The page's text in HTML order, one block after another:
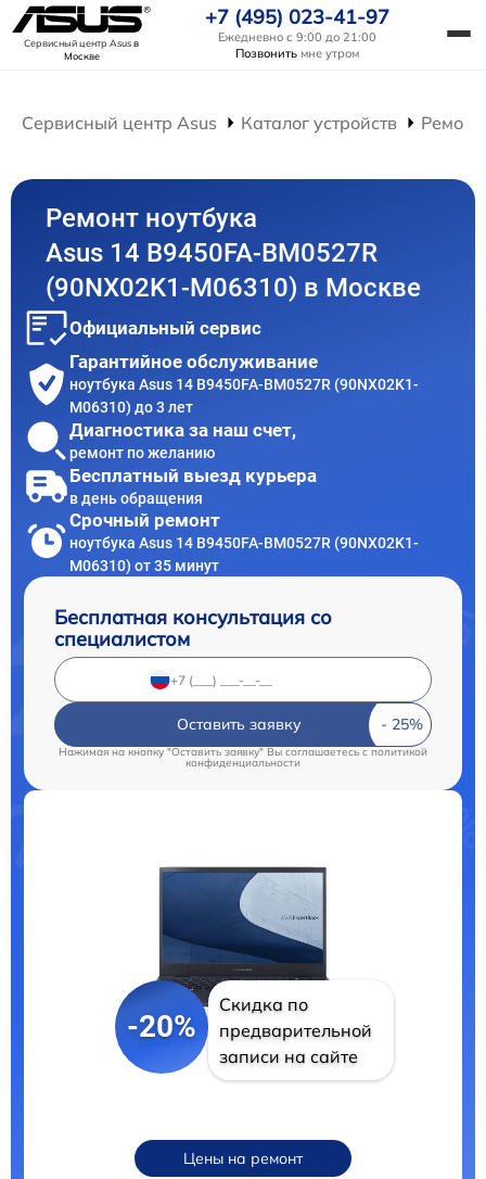
Сервисный центр Asusв
Москве
+7 (495) 023-41-97
Ежедневно с 9:00 до 21:00
Позвонить мне утром
Сервисный центр Asus Каталог устройств
Ремонт ноутбука
Asus 14 B9450FA-BM0527R
(90NX02K1-M06310) в Москве
Официальный сервис
Гарантийное обслуживание
ноутбука Asus 14 B9450FA-BM0527R (90NX02K1-
M06310) до 3 лет
Диагностика за наш счет,
ремонт по желанию
Бесплатный выезд курьера
в день обращения
Срочный ремонт
ноутбука Asus 14 B9450FA-BM0527R (90NX02K1-
M06310) от 35 минут
Бесплатная консультация со
специалистом
Оставить заявку
Нажимая на кнопку "Оставить заявку" Вы соглашаетесь c политикой
конфиденциальности
-20%
Скидка по
предварительной
записи на сайте
Цены на ремонт